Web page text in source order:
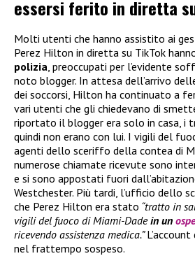
essersi ferito in diretta
Molti utenti che hanno assistito ai
Perez Hilton in diretta su TikTok
polizia , preoccupati per l’evidente
noto blogger. In attesa dell’arrivo
dei soccorsi, Hilton ha continuato a
vari utenti che gli chiedevano di
riportato il blogger era solo in casa, i
quindi non erano con lui. I vigili del
agenti dello sceriffo della contea di
numerose chiamate ricevute sono
e si sono appostati fuori
Westchester. Più tardi, l’ufficio dello
che Perez Hilton era stato “tratto in
vigili del fuoco di Miami-Dadein un
ricevendo assistenza medica.”
nel frattempo sospeso.